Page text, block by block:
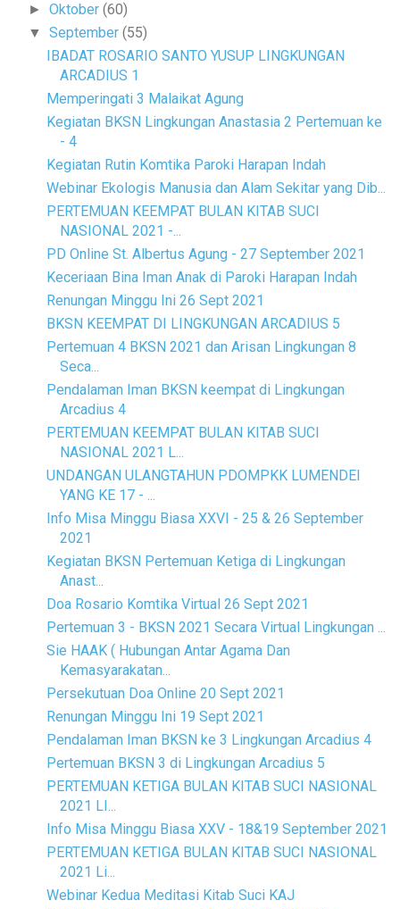
►Oktober(60)
▼September(55)
IBADAT ROSARIO SANTO YUSUP LINGKUNGAN
ARCADIUS 1
Memperingati 3 Malaikat Agung
Kegiatan BKSN Lingkungan Anastasia 2 Pertemuan ke
- 4
Kegiatan Rutin Komtika Paroki Harapan Indah
Webinar Ekologis Manusia dan Alam Sekitar yang Dib...
PERTEMUAN KEEMPAT BULAN KITAB SUCI
NASIONAL 2021 -...
PD Online St. Albertus Agung - 27 September 2021
Keceriaan Bina Iman Anak di Paroki Harapan Indah
Renungan Minggu Ini 26 Sept 2021
BKSN KEEMPAT DI LINGKUNGAN ARCADIUS 5
Pertemuan 4 BKSN 2021 dan Arisan Lingkungan 8
Seca...
Pendalaman Iman BKSN keempat di Lingkungan
Arcadius 4
PERTEMUAN KEEMPAT BULAN KITAB SUCI
NASIONAL 2021 L...
UNDANGAN ULANGTAHUN PDOMPKK LUMENDEI
YANG KE 17 - ...
Info Misa Minggu Biasa XXVI - 25 & 26 September
2021
Kegiatan BKSN Pertemuan Ketiga di Lingkungan
Anast...
Doa Rosario Komtika Virtual 26 Sept 2021
Pertemuan 3 - BKSN 2021 Secara Virtual Lingkungan ...
Sie HAAK ( Hubungan Antar Agama Dan
Kemasyarakatan...
Persekutuan Doa Online 20 Sept 2021
Renungan Minggu Ini 19 Sept 2021
Pendalaman Iman BKSN ke 3 Lingkungan Arcadius 4
Pertemuan BKSN 3 di Lingkungan Arcadius 5
PERTEMUAN KETIGA BULAN KITAB SUCI NASIONAL
2021 LI...
Info Misa Minggu Biasa XXV - 18&19 September 2021
PERTEMUAN KETIGA BULAN KITAB SUCI NASIONAL
2021 Li...
Webinar Kedua Meditasi Kitab Suci KAJ